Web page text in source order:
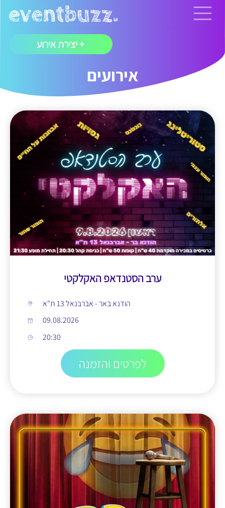
+ יצירת אירוע
אירועים
ערב הסטנדאפ האקלקטי
הודנא באר - אברבנאל 13 ת"א
09.08.2026
20:30
לפרטים והזמנה